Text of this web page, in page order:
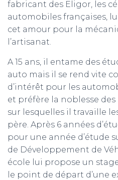
fabricant des Eligor, les
automobiles françaises,
cet amour pour la
l’artisanat.
A 15 ans, il entame des
auto mais il se rend vite
d’intérêt pour les
et préfère la noblesse
sur lesquelles il travaille
père. Après 6 années
pour une année d’étude
de Développement de
école lui propose un
le point de départ d’une